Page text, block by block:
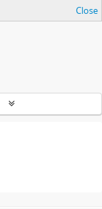
Close